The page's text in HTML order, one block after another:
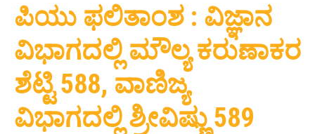
ಪಿಯು ಫಲಿತಾಂಶ : ವಿಜ್ಞಾನ
ವಿಭಾಗದಲ್ಲಿ ಮೌಲ್ಯ ಕರುಣಾಕರ
ಶೆಟ್ಟಿ 588, ವಾಣಿಜ್ಯ
ವಿಭಾಗದಲ್ಲಿ ಶ್ರೀವಿಷ್ಣು 589